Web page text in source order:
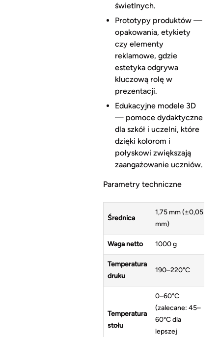
świetlnych.
Prototypy produktów —
opakowania, etykiety
czy elementy
reklamowe, gdzie
estetyka odgrywa
kluczową rolę w
prezentacji.
Edukacyjne modele 3D
— pomoce dydaktyczne
dla szkół i uczelni, które
dzięki kolorom i
połyskowi zwiększają
zaangażowanie uczniów.
Parametry techniczne
Średnica
1,75 mm (±0,05
mm)
Waga netto 1000 g
Temperatura
druku
190–220°C
Temperatura
stołu
0–60°C
(zalecane: 45–
60°C dla
lepszej